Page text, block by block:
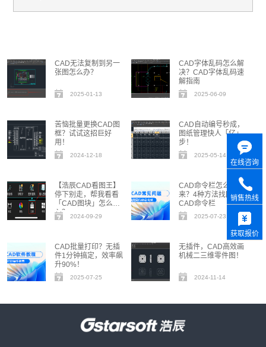
CAD无法复制到另一
张图怎么办？
2025-01-13
CAD字体乱码怎么解
决？CAD字体乱码速
解指南
2025-06-09
苦恼批量更换CAD图
框？试试这招巨好
用！
2024-12-18
CAD自动编号秒成，
图纸管理快人「亿」
步！
2025-05-14
【浩辰CAD看图王】
停下别走，帮我看看
「CAD图块」怎么插
入？
2024-09-29
CAD命令栏怎么调出
来？4种方法找回
CAD命令栏
2025-07-23
CAD批量打印？无插
件1分钟搞定，效率飙
升90%！
2025-07-25
无插件，CAD高效画
机械二三维零件图！
2024-11-14
在线咨询
销售热线
获取报价